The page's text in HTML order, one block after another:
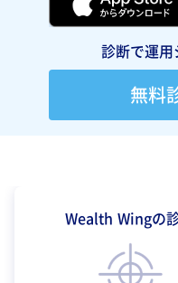
診断で運用
無料
Wealth Wingの